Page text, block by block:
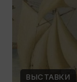
ВЫСТАВКИ